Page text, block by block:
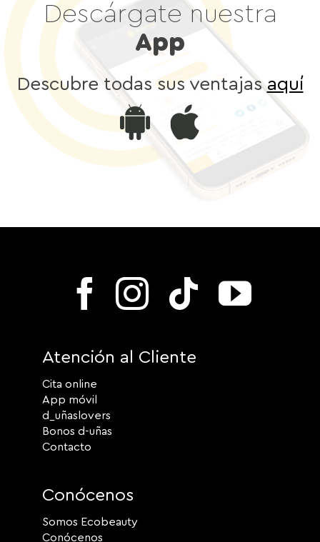
Descárgate nuestra
App
Descubre todas sus ventajasaquí
Atención al Cliente
Cita online
App móvil
d_uñaslovers
Bonos d-uñas
Contacto
Conócenos
Somos Ecobeauty
Conócenos